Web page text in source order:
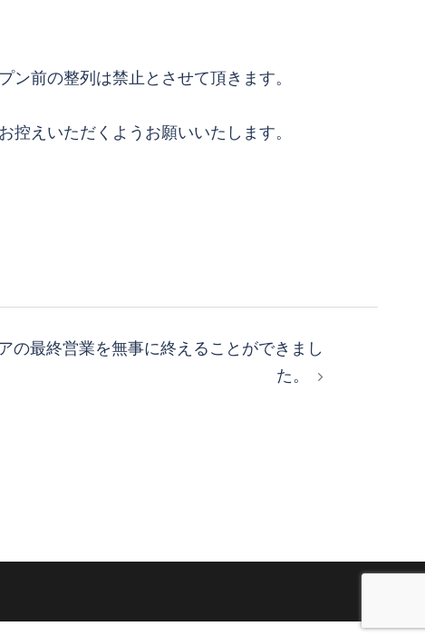
前の整列は禁止とさせて頂きます。
えいただくようお願いいたします。
の最終営業を無事に終えることができまし
た。